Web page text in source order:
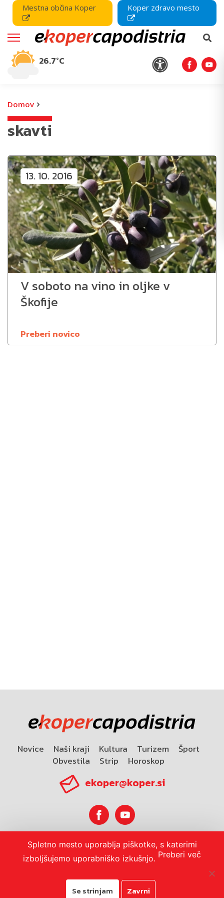
Mestna občina Koper Koper zdravo mesto
26.7°C
Domov ›
skavti
13. 10. 2016
V soboto na vino in oljke v
Škofije
Preberi novico
Novice Naši kraji Kultura Turizem
Šport
Obvestila
Strip Horoskop
ekoper@koper.si
Horoskop
Spletno mesto uporablja piškotke, s katerimi
izboljšujemo uporabniško izkušnjo. Preberi več
Se strinjam Zavrni